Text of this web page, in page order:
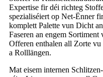
Expertise fir déi richteg
spezialiséiert op Net-Ënner
komplett Palette vun Dicht
Faseren an engem
Offeren enthalen all Zorte vu
a Rolllängen.
Mat eisem internen